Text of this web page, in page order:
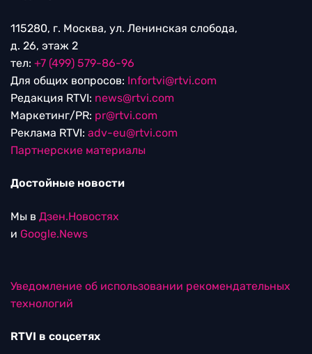
115280, г. Москва, ул. Ленинская слобода,
д. 26, этаж 2
тел: +7 (499) 579-86-96
Для общих вопросов: Infortvi@rtvi.com
Редакция RTVI: news@rtvi.com
Маркетинг/PR: pr@rtvi.com
Реклама RTVI: adv-eu@rtvi.com
Партнерские материалы
Достойные новости
Мы в Дзен.Новостях
и Google.News
Уведомление об использовании рекомендательных
технологий
RTVI в соцсетях